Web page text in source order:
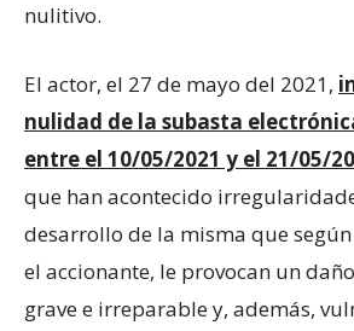
nulitivo.
El actor, el 27 de mayo del 2021,
nulidad de la subasta
entre el 10/05/2021 y el 21/05/
que han acontecido
desarrollo de la misma que
el accionante, le provocan un
grave e irreparable y, además,